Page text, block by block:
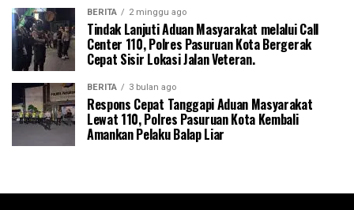
BERITA 2 minggu ago
Tindak Lanjuti Aduan Masyarakat melalui Call
Center 110, Polres Pasuruan Kota Bergerak
Cepat Sisir Lokasi Jalan Veteran.
BERITA 3 bulan ago
Respons Cepat Tanggapi Aduan Masyarakat
Lewat 110, Polres Pasuruan Kota Kembali
Amankan Pelaku Balap Liar